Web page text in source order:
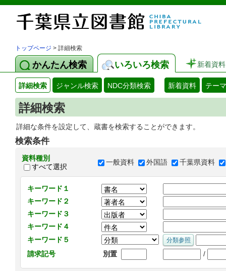
トップページ > 詳細検索
かんたん検索 いろいろ検索 新着資料
詳細検索 ジャンル検索 NDC分類検索 新着資料 テー
詳細検索
詳細な条件を設定して、蔵書を検索することができます。
検索条件
資料種別
すべて選択
一般資料 外国語 千葉県資料
キーワード１
キーワード２
キーワード３
キーワード４
キーワード５
請求記号
別置 /